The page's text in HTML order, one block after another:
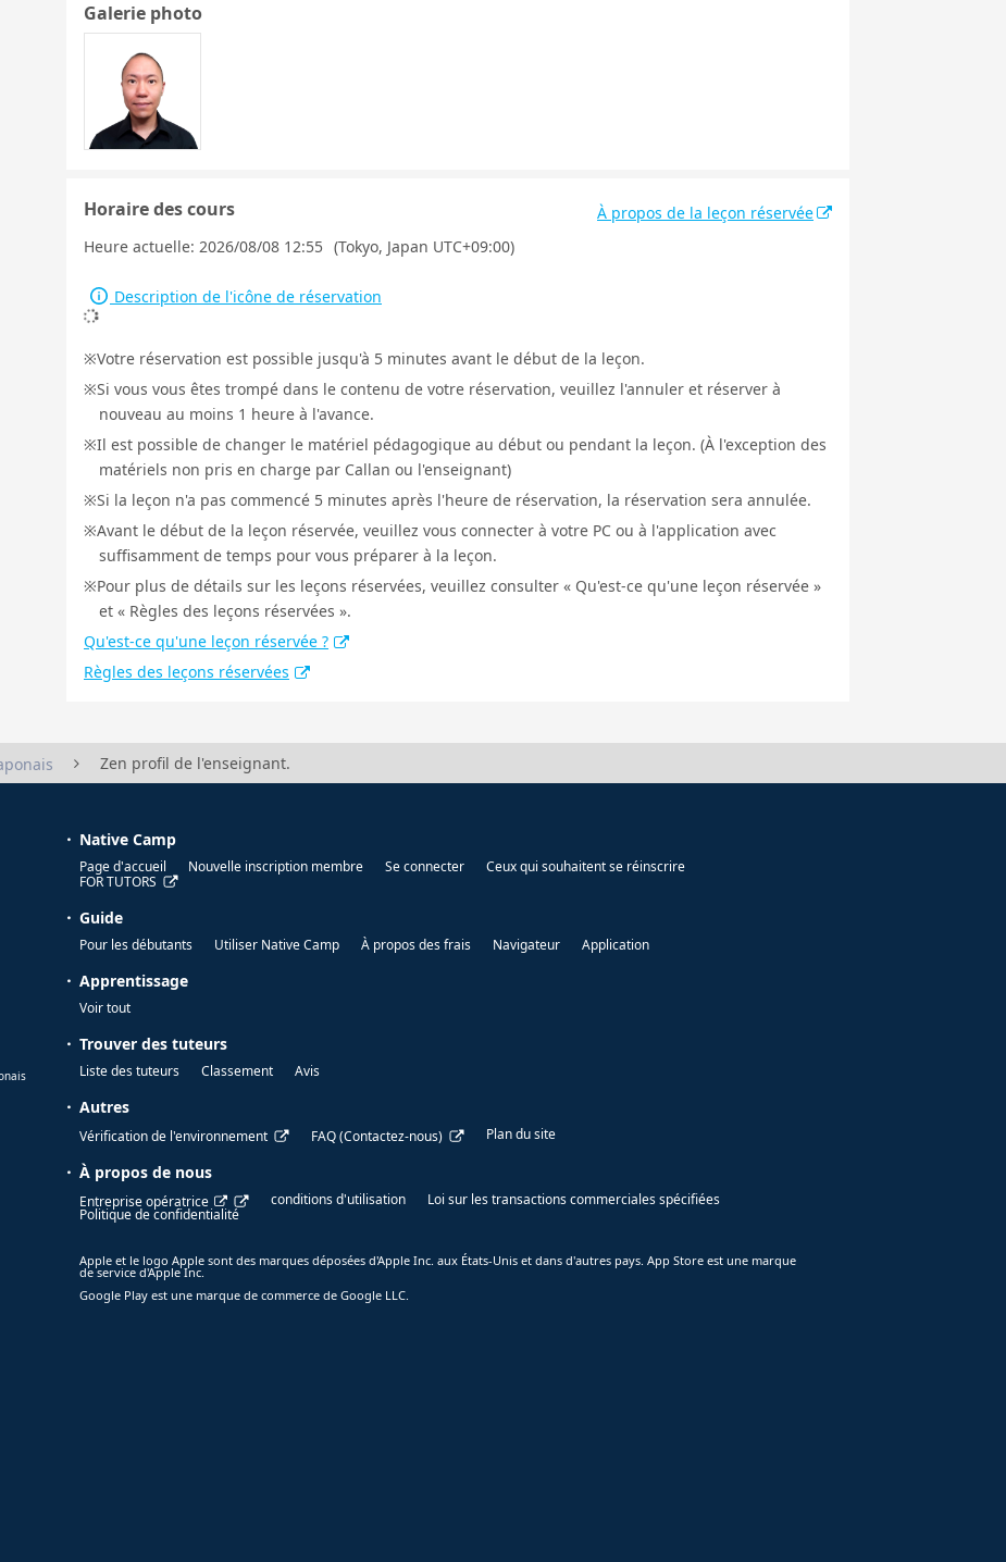
Galerie photo
Horaire des cours
À propos de la leçon réservée
Heure actuelle: 2026/08/08 12:55 (Tokyo, Japan UTC+09:00)
Description de l'icône de réservation
Votre réservation est possible jusqu'à 5 minutes avant le début de la leçon.
Si vous vous êtes trompé dans le contenu de votre réservation, veuillez l'annuler et réserver à
nouveau au moins 1 heure à l'avance.
Il est possible de changer le matériel pédagogique au début ou pendant la leçon. (À l'exception des
matériels non pris en charge par Callan ou l'enseignant)
Si la leçon n'a pas commencé 5 minutes après l'heure de réservation, la réservation sera annulée.
Avant le début de la leçon réservée, veuillez vous connecter à votre PC ou à l'application avec
suffisamment de temps pour vous préparer à la leçon.
Pour plus de détails sur les leçons réservées, veuillez consulter « Qu'est-ce qu'une leçon réservée »
et « Règles des leçons réservées ».
Qu'est-ce qu'une leçon réservée ?
Règles des leçons réservées
Zen profil de l'enseignant.
Native Camp
Page d'accueil Nouvelle inscription membre Se connecter
Ceux qui souhaitent se réinscrire
FOR TUTORS
Guide
Pour les débutants Utiliser Native Camp À propos des frais Navigateur Application
Apprentissage
Voir tout
Trouver des tuteurs
Liste des tuteurs Classement Avis
Autres
Vérification de l'environnement FAQ (Contactez-nous) Plan du site
À propos de nous
Entreprise opératrice conditions d'utilisation
Loi sur les transactions commerciales spécifiées
Politique de confidentialité
Apple et le logo Apple sont des marques déposées d'Apple Inc. aux États-Unis et dans d'autres pays. App Store est une marque
de service d'Apple Inc.
Google Play est une marque de commerce de Google LLC.